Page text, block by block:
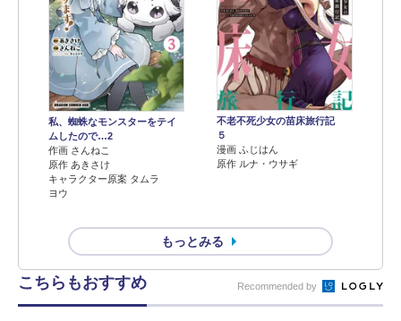
私、蜘蛛なモンスターをテイ
ムしたので…2
作画 さんねこ
原作 あきさけ
キャラクター原案 タムラ
ヨウ
不老不死少女の苗床旅行記
５
漫画 ふじはん
原作 ルナ・ウサギ
もっとみる
こちらもおすすめ Recommended by